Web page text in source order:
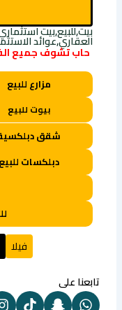
بيت,للبيع,بيت
العقاري,عوائد
حاب تشوف جميع
مزارع للبيع
بيوت للبيع
شقق
دبلكسات للبيع
فيلا
تابعنا على